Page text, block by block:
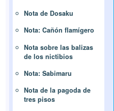
Nota de Dosaku
Nota: Cañón flamígero
Nota sobre las balizas
de los nictibios
Nota: Sabimaru
Nota de la pagoda de
tres pisos